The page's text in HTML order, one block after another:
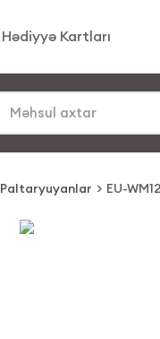
Hədiyyə Kartları
Paltaryuyanlar EU-